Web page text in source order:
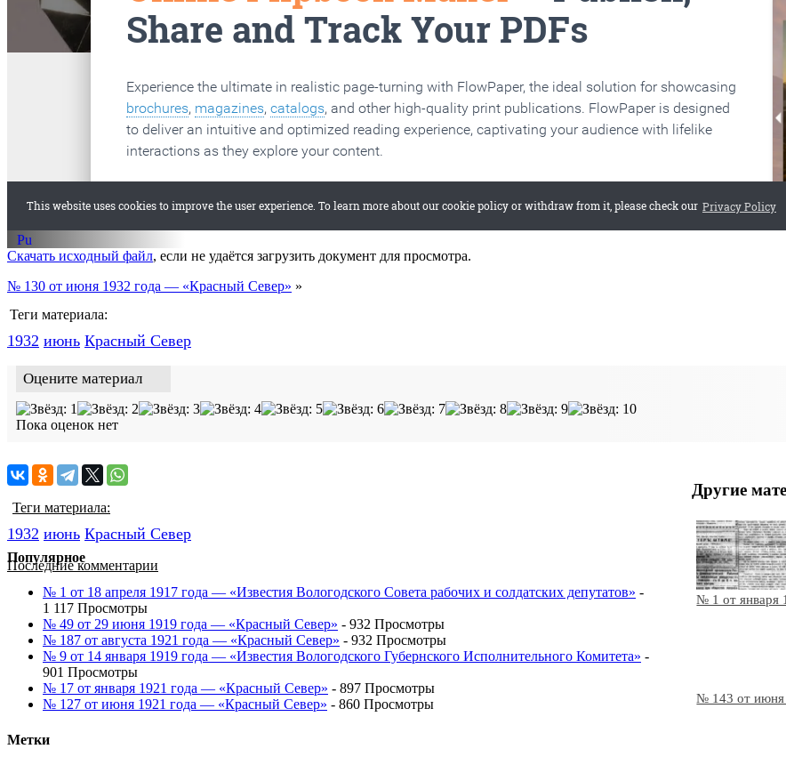
Вологда старые газеты
Скачать исходный файл, если не удаётся загрузить документ для просмотра.
№ 130 от июня 1932 года — «Красный Север» »
Теги материала:
1932 июнь Красный Cевер
Оцените материал
Пока оценок нет
Другие
№ 1 от января
№ 143 от июня
Теги материала:
1932 июнь Красный Cевер
Последние комментарии
Популярное
№ 1 от 18 апреля 1917 года — «Известия Вологодского Совета рабочих и солдатских депутатов» -
1 117 Просмотры
№ 49 от 29 июня 1919 года — «Красный Север» - 932 Просмотры
№ 187 от августа 1921 года — «Красный Север» - 932 Просмотры
№ 9 от 14 января 1919 года — «Известия Вологодского Губернского Исполнительного Комитета» -
901 Просмотры
№ 17 от января 1921 года — «Красный Север» - 897 Просмотры
№ 127 от июня 1921 года — «Красный Север» - 860 Просмотры
Метки